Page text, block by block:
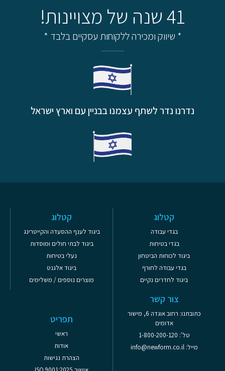
41 שנה של מצויינות!
* שיווק ומכירה ללקוחות עסקיים בלבד *
נדרנו נדר לשתף עצמנו בבניין עם וארץ ישראל
קטלוג
בגדי עבודה
בגדי בטיחות
ביגוד לכוחות הביטחון
בגדי עבודה לחורף
ביגוד לחדרים נקיים
קטלוג
ביגוד לענף ההסעדה והקייטרינג
ביגוד לבתי חולים ומוסדות
נעלי בטיחות
ביגוד אלגנט
מוצרים נוספים / משלימים
צור קשר
כתובתנו: רחוב אוגדה 6, מישור
אדומים
טל': 1-800-200-120
מייל: info@newform.co.il
תפריט
ראשי
אודות
הצהרת נגישות